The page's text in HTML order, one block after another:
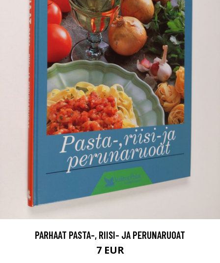
PARHAAT PASTA-, RIISI- JA PERUNARUOAT
7 EUR